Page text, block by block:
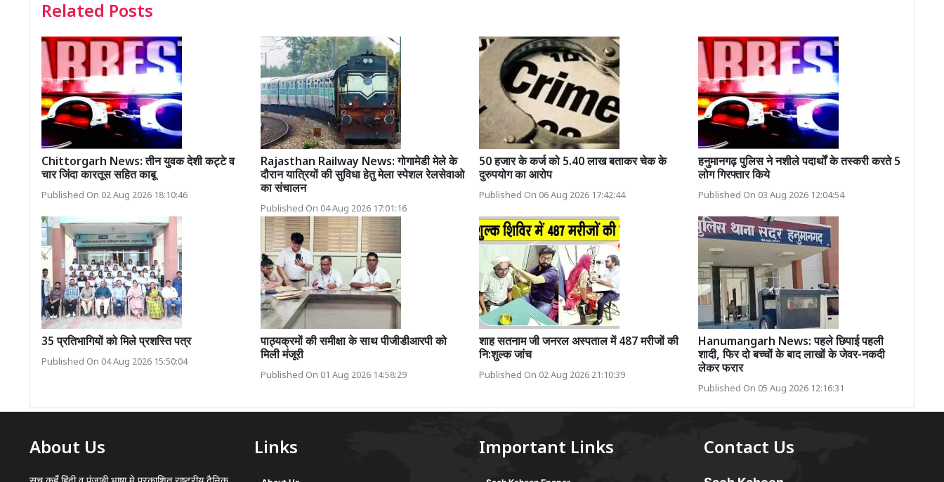
Related Posts
Chittorgarh News: तीन युवक देशी कट्टे व
चार जिंदा कारतूस सहित काबू
Published On 02 Aug 2026 18:10:46
Rajasthan Railway News: गोगामेडी मेले के
दौरान यात्रियों की सुविधा हेतु मेला स्पेशल रेलसेवाओ
का संचालन
Published On 04 Aug 2026 17:01:16
50 हजार के कर्ज को 5.40 लाख बताकर चेक के
दुरुपयोग का आरोप
Published On 06 Aug 2026 17:42:44
हनुमानगढ़ पुलिस ने नशीले पदार्थों के तस्करी करते 5
लोग गिरफ्तार किये
Published On 03 Aug 2026 12:04:54
35 प्रतिभागियों को मिले प्रशस्ति पत्र
Published On 04 Aug 2026 15:50:04
पाठ्यक्रमों की समीक्षा के साथ पीजीडीआरपी को
मिली मंजूरी
Published On 01 Aug 2026 14:58:29
शाह सतनाम जी जनरल अस्पताल में 487 मरीजों की
नि:शुल्क जांच
Published On 02 Aug 2026 21:10:39
Hanumangarh News: पहले छिपाई पहली
शादी, फिर दो बच्चों के बाद लाखों के जेवर-नकदी
लेकर फरार
Published On 05 Aug 2026 12:16:31
About Us Links Important Links Contact Us